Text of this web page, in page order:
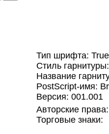
Тип шрифта:
Стиль
Название
PostScript-имя:
Версия: 001.001
Авторские
Торговые знаки: